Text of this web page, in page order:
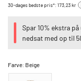
30-dages bedste pris*: 173,23 kr
Spar 10% ekstra
nedsat med op til
Farve: Beige